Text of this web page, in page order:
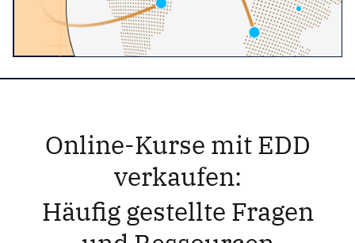
Online-Kurse mit EDD
verkaufen:
Häufig gestellte Fragen